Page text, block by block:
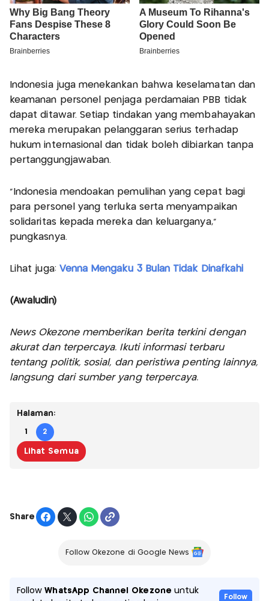
Indonesia juga menekankan bahwa keselamatan dan
keamanan personel penjaga perdamaian PBB tidak
dapat ditawar. Setiap tindakan yang membahayakan
mereka merupakan pelanggaran serius terhadap
hukum internasional dan tidak boleh dibiarkan tanpa
pertanggungjawaban.
"Indonesia mendoakan pemulihan yang cepat bagi
para personel yang terluka serta menyampaikan
solidaritas kepada mereka dan keluarganya,"
pungkasnya.
Lihat juga: Venna Mengaku 3 Bulan Tidak Dinafkahi
(Awaludin)
News Okezone memberikan berita terkini dengan
akurat dan terpercaya. Ikuti informasi terbaru
tentang politik, sosial, dan peristiwa penting lainnya,
langsung dari sumber yang terpercaya.
Halaman:
1 2
Lihat Semua
Share
Follow Okezone di Google News
FollowWhatsApp Channel Okezone untuk
Follow